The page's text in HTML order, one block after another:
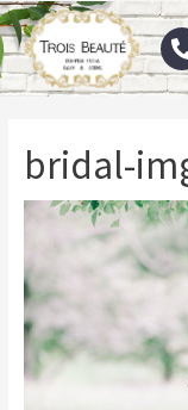
bridal-